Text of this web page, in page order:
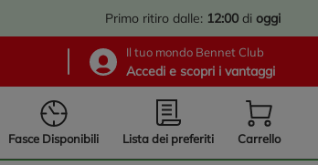
Primo ritiro dalle: 12:00 di oggi
Il tuo mondo Bennet Club
Accedi e scopri i vantaggi
Fasce Disponibili Lista dei preferiti Carrello